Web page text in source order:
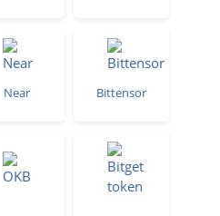
Near Bittensor